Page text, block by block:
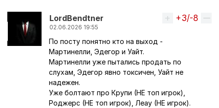
LordBendtner
02.06.2026 19:55
Вверх
+3/-8
По посту понятно кто на выход -
Мартинелли, Эдегор и Уайт.
Мартинелли уже пытались продать по
слухам, Эдегор явно токсичен, Уайт не
надежен.
Уже болтают про Крупи (НЕ топ игрок),
Роджерс (НЕ топ игрок), Леау (НЕ игрок).